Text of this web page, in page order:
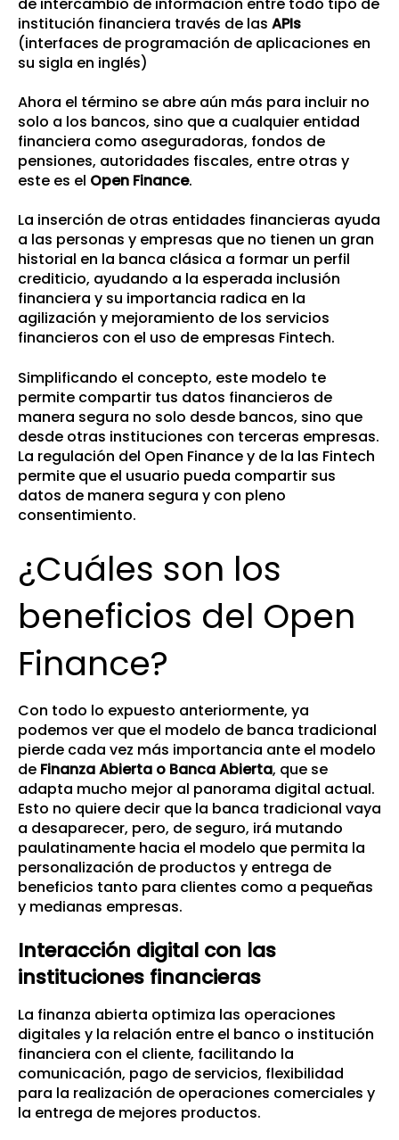
institución financiera través de las APIs
(interfaces de programación de aplicaciones en
su sigla en inglés)
Ahora el término se abre aún más para incluir no
solo a los bancos, sino que a cualquier entidad
financiera como aseguradoras, fondos de
pensiones, autoridades fiscales, entre otras y
este es el Open Finance.
La inserción de otras entidades financieras ayuda
a las personas y empresas que no tienen un gran
historial en la banca clásica a formar un perfil
crediticio, ayudando a la esperada inclusión
financiera y su importancia radica en la
agilización y mejoramiento de los servicios
financieros con el uso de empresas Fintech.
Simplificando el concepto, este modelo te
permite compartir tus datos financieros de
manera segura no solo desde bancos, sino que
desde otras instituciones con terceras empresas.
La regulación del Open Finance y de la las Fintech
permite que el usuario pueda compartir sus
datos de manera segura y con pleno
consentimiento.
¿Cuáles son los
beneficios del Open
Finance?
Con todo lo expuesto anteriormente, ya
podemos ver que el modelo de banca tradicional
pierde cada vez más importancia ante el modelo
de Finanza Abierta o Banca Abierta, que se
adapta mucho mejor al panorama digital actual.
Esto no quiere decir que la banca tradicional vaya
a desaparecer, pero, de seguro, irá mutando
paulatinamente hacia el modelo que permita la
personalización de productos y entrega de
beneficios tanto para clientes como a pequeñas
y medianas empresas.
Interacción digital con las
instituciones financieras
La finanza abierta optimiza las operaciones
digitales y la relación entre el banco o institución
financiera con el cliente, facilitando la
comunicación, pago de servicios, flexibilidad
para la realización de operaciones comerciales y
la entrega de mejores productos.